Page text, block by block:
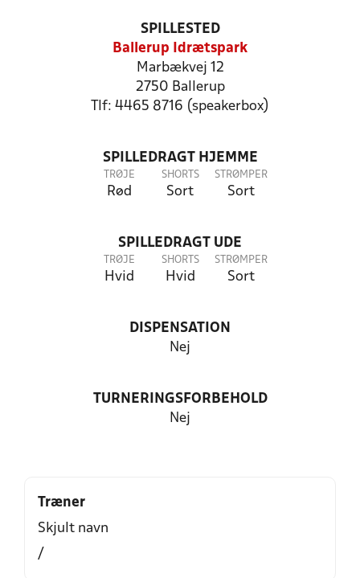
SPILLESTED
Ballerup Idrætspark
Marbækvej 12
2750 Ballerup
Tlf: 4465 8716 (speakerbox)
SPILLEDRAGT HJEMME
TRØJE
Rød
SHORTS
Sort
STRØMPER
Sort
SPILLEDRAGT UDE
TRØJE
Hvid
SHORTS
Hvid
STRØMPER
Sort
DISPENSATION
Nej
TURNERINGSFORBEHOLD
Nej
Træner
Skjult navn
/